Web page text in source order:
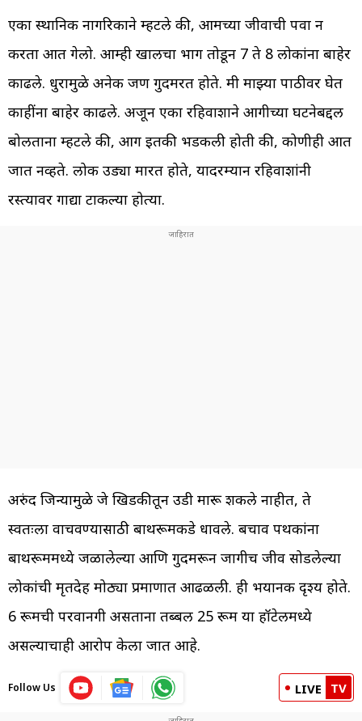
एका स्थानिक नागरिकाने म्हटले की, आमच्या जीवाची पर्वा न
करता आत गेलो. आम्ही खालचा भाग तोडून 7 ते 8 लोकांना बाहेर
काढले. धुरामुळे अनेक जण गुदमरत होते. मी माझ्या पाठीवर घेत
काहींना बाहेर काढले. अजून एका रहिवाशाने आगीच्या घटनेबद्दल
बोलताना म्हटले की, आग इतकी भडकली होती की, कोणीही आत
जात नव्हते. लोक उड्या मारत होते, यादरम्यान रहिवाशांनी
रस्त्यावर गाद्या टाकल्या होत्या.
अरुंद जिन्यामुळे जे खिडकीतून उडी मारू शकले नाहीत, ते
स्वतःला वाचवण्यासाठी बाथरूमकडे धावले. बचाव पथकांना
बाथरूममध्ये जळालेल्या आणि गुदमरून जागीच जीव सोडलेल्या
लोकांची मृतदेह मोठ्या प्रमाणात आढळली. ही भयानक दृश्य होते.
6 रूमची परवानगी असताना तब्बल 25 रूम या हॉटेलमध्ये
असल्याचाही आरोप केला जात आहे.
Follow Us LIVE TV